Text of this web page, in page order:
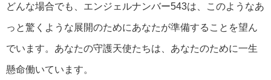
どんな場合でも、エンジェルナンバー543は、このようなあ
っと驚くような展開のためにあなたが準備することを望ん
でいます。あなたの守護天使たちは、あなたのために一生
懸命働いています。